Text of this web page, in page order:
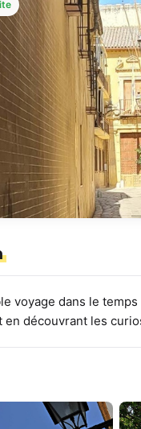
voyage dans le
en découvrant les